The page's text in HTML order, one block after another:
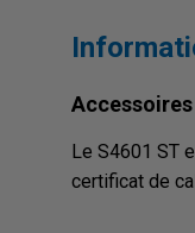
Le S4601 ST
certificat de